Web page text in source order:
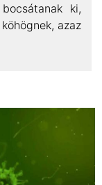
ki,
azaz